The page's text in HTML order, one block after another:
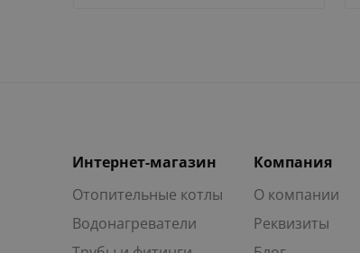
Интернет-магазин
Отопительные котлы
Водонагреватели
Компания
О компании
Реквизиты